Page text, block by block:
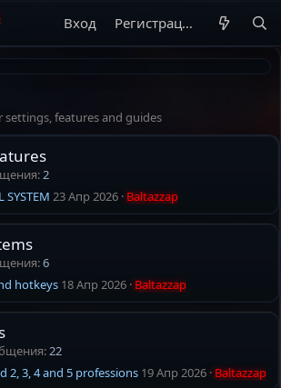
Вход Регистрация
features and guides
2
SYSTEM 23 Апр 2026 Baltazzap
6
hotkeys 18 Апр 2026 Baltazzap
22
2, 3, 4 and 5 professions 19 Апр 2026 Baltazzap